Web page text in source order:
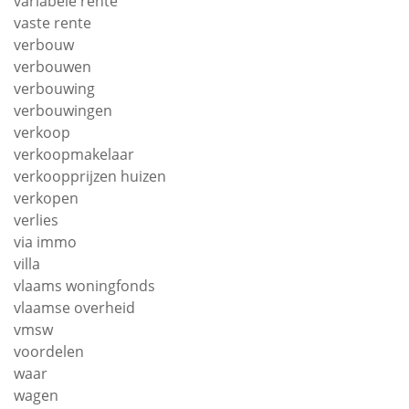
vaste rente
verbouw
verbouwen
verbouwing
verbouwingen
verkoop
verkoopmakelaar
verkoopprijzen huizen
verkopen
verlies
via immo
villa
vlaams woningfonds
vlaamse overheid
vmsw
voordelen
waar
wagen